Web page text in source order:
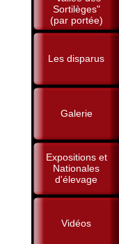
Sortilèges"
(par portée)
Les disparus
Galerie
Expositions et
Nationales
d'élevage
Vidéos